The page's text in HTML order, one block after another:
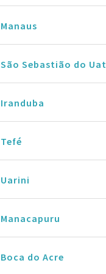
Manaus
São Sebastião do
Iranduba
Tefé
Uarini
Manacapuru
Boca do Acre